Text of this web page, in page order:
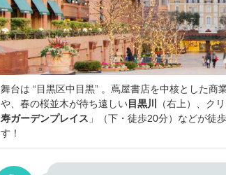
舞台は “目黒区中目黒” 。蔦屋書店を中核とした商
や、春の桜並木が待ち遠しい目黒川 （右上）、ク
寿ガーデンプレイス 」（下・徒歩20分）などが徒
す！